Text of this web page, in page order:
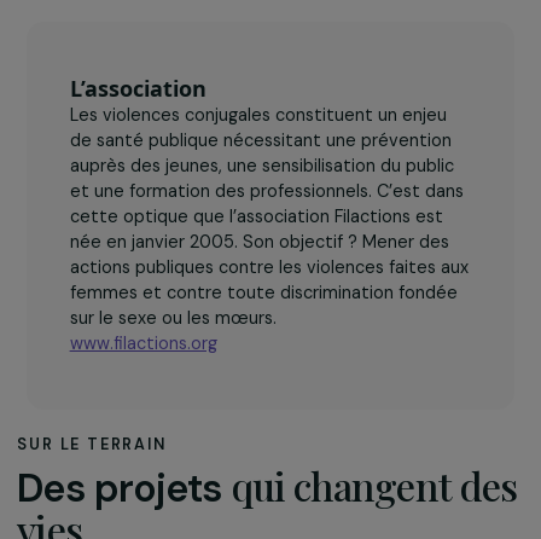
L’association
et une formation des professionnels. C’est dans
cette optique que l’association Filactions est
née en janvier 2005. Son objectif ? Mener des